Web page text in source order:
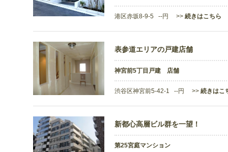
港区赤坂8-9-5 --円 >> 続きはこちら
表参道エリアの戸建店舗
神宮前5丁目戸建 店舗
渋谷区神宮前5-42-1 --円 >> 続きはこ
新都心高層ビル群を一望！
第25宮庭マンション